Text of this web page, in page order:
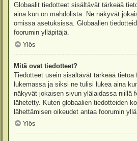
Globaalit tiedotteet sisältävät tärkeää
aina kun on mahdolista. Ne näkyvät
omissa asetuksissa. Globaalien
foorumin ylläpitäjä.
Ylös
Mitä ovat tiedotteet?
Tiedotteet usein sisältävät tärkeää tietoa
lukemassa ja siksi ne tulisi lukea aina
näkyvät jokaisen sivun ylälaidassa niillä
lähetetty. Kuten globaalien tiedotteiden
lähettämisen oikeudet antaa foorumin
Ylös